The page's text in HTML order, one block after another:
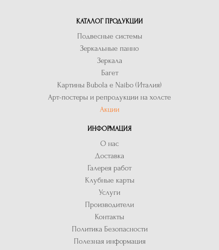
КАТАЛОГ ПРОДУКЦИИ
Подвесные системы
Зеркальные панно
Зеркала
Багет
Картины Bubola e Naibo (Италия)
Арт-постеры и репродукции на холсте
Акции
ИНФОРМАЦИЯ
О нас
Доставка
Галерея работ
Клубные карты
Услуги
Производители
Контакты
Политика Безопасности
Полезная информация